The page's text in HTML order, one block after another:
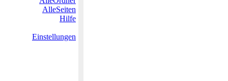
AlleSeiten
Hilfe
Einstellungen